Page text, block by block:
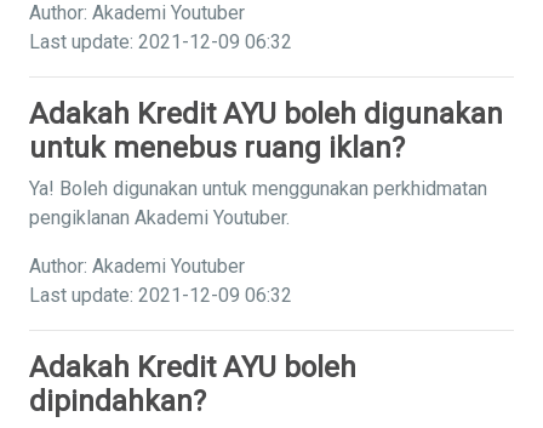
Author: Akademi Youtuber
Last update: 2021-12-09 06:32
Adakah Kredit AYU boleh digunakan
untuk menebus ruang iklan?
Ya! Boleh digunakan untuk menggunakan perkhidmatan
pengiklanan Akademi Youtuber.
Author: Akademi Youtuber
Last update: 2021-12-09 06:32
Adakah Kredit AYU boleh
dipindahkan?